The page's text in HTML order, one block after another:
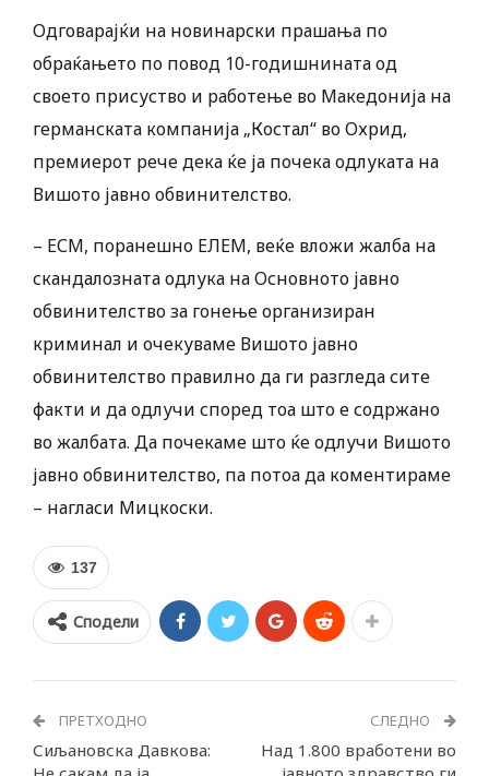
Одговарајќи на новинарски прашања по
обраќањето по повод 10-годишнината од
своето присуство и работење во Македонија на
германската компанија „Костал“ во Охрид,
премиерот рече дека ќе ја почека одлуката на
Вишото јавно обвинителство.
– ЕСМ, поранешно ЕЛЕМ, веќе вложи жалба на
скандалозната одлука на Основното јавно
обвинителство за гонење организиран
криминал и очекуваме Вишото јавно
обвинителство правилно да ги разгледа сите
факти и да одлучи според тоа што е содржано
во жалбата. Да почекаме што ќе одлучи Вишото
јавно обвинителство, па потоа да коментираме
– нагласи Мицкоски.
137
Сподели
ПРЕТХОДНО
Сиљановска Давкова:
СЛЕДНО
Над 1.800 вработени во